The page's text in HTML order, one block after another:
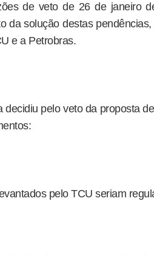
de veto de 26 de janeiro
da solução destas
e a Petrobras.
pelo veto da proposta
pelo TCU seriam